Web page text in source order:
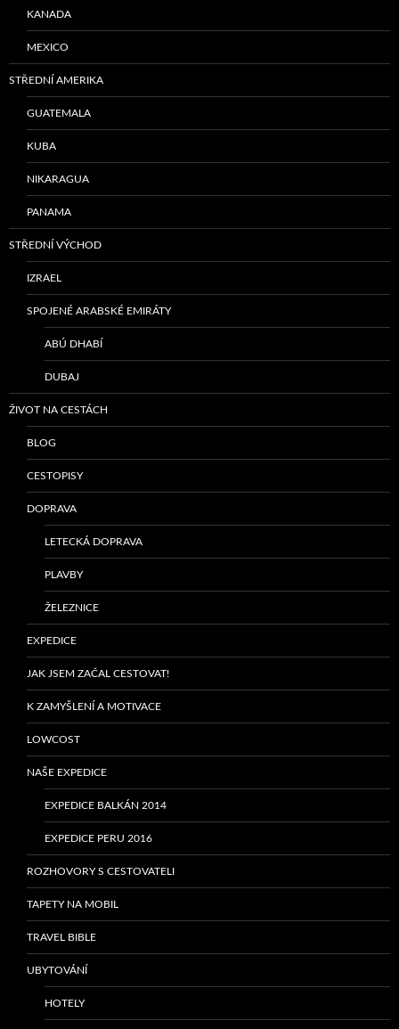
KANADA
MEXICO
STŘEDNÍ AMERIKA
GUATEMALA
KUBA
NIKARAGUA
PANAMA
STŘEDNÍ VÝCHOD
IZRAEL
SPOJENÉ ARABSKÉ EMIRÁTY
ABÚ DHABÍ
DUBAJ
ŽIVOT NA CESTÁCH
BLOG
CESTOPISY
DOPRAVA
LETECKÁ DOPRAVA
PLAVBY
ŽELEZNICE
EXPEDICE
JAK JSEM ZAČAL CESTOVAT!
K ZAMYŠLENÍ A MOTIVACE
LOWCOST
NAŠE EXPEDICE
EXPEDICE BALKÁN 2014
EXPEDICE PERU 2016
ROZHOVORY S CESTOVATELI
TAPETY NA MOBIL
TRAVEL BIBLE
UBYTOVÁNÍ
HOTELY